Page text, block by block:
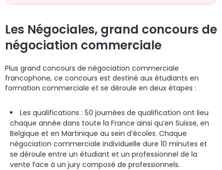
Les Négociales, grand concours de
négociation commerciale
Plus grand concours de négociation commerciale
francophone, ce concours est destiné aux étudiants en
formation commerciale et se déroule en deux étapes :
Les qualifications : 50 journées de qualification ont lieu
chaque année dans toute la France ainsi qu’en Suisse, en
Belgique et en Martinique au sein d’écoles. Chaque
négociation commerciale individuelle dure 10 minutes et
se déroule entre un étudiant et un professionnel de la
vente face à un jury composé de professionnels.